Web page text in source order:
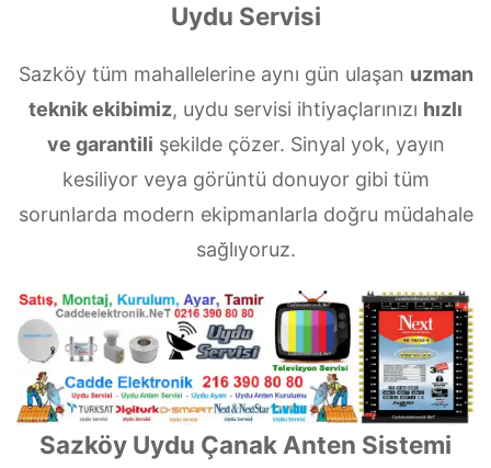
Uydu Servisi
Sazköy tüm mahallelerine aynı gün ulaşan uzman
teknik ekibimiz, uydu servisi ihtiyaçlarınızı hızlı
ve garantili şekilde çözer. Sinyal yok, yayın
kesiliyor veya görüntü donuyor gibi tüm
sorunlarda modern ekipmanlarla doğru müdahale
sağlıyoruz.
Sazköy Uydu Çanak Anten Sistemi